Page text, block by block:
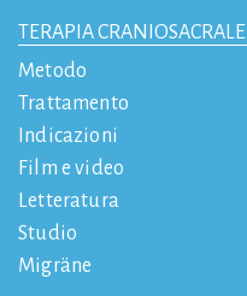
TERAPIA CRANIOSACRALE
Metodo
Trattamento
Indicazioni
Film e video
Letteratura
Studio
Migräne